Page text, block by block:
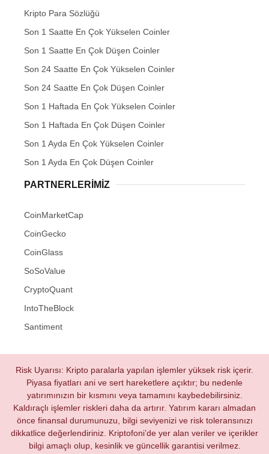
Kripto Para Sözlüğü
Son 1 Saatte En Çok Yükselen Coinler
Son 1 Saatte En Çok Düşen Coinler
Son 24 Saatte En Çok Yükselen Coinler
Son 24 Saatte En Çok Düşen Coinler
Son 1 Haftada En Çok Yükselen Coinler
Son 1 Haftada En Çok Düşen Coinler
Son 1 Ayda En Çok Yükselen Coinler
Son 1 Ayda En Çok Düşen Coinler
PARTNERLERIMIZ
CoinMarketCap
CoinGecko
CoinGlass
SoSoValue
CryptoQuant
IntoTheBlock
Santiment
Risk Uyarısı: Kripto paralarla yapılan işlemler yüksek risk içerir.
Piyasa fiyatları ani ve sert hareketlere açıktır; bu nedenle
yatırımınızın bir kısmını veya tamamını kaybedebilirsiniz.
Kaldıraçlı işlemler riskleri daha da artırır. Yatırım kararı almadan
önce finansal durumunuzu, bilgi seviyenizi ve risk toleransınızı
dikkatlice değerlendiriniz. Kriptofoni’de yer alan veriler ve içerikler
bilgi amaçlı olup, kesinlik ve güncellik garantisi verilmez.